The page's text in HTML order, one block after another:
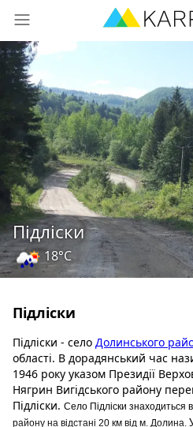
Підліски
18°C
Підліски
Підліски - село Долинського
області. В дорадянський час
1946 року указом Президії
Нягрин Вигідського району
Підліски. Село Підліски знаходиться
району на відстані 20 км від м. Долина.